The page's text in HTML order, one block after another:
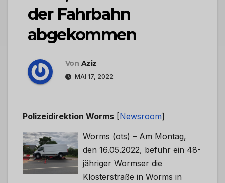
der Fahrbahn
abgekommen
Von Aziz
MAI 17, 2022
Polizeidirektion Worms [Newsroom]
Worms (ots) – Am Montag,
den 16.05.2022, befuhr ein 48-
jähriger Wormser die
Klosterstraße in Worms in